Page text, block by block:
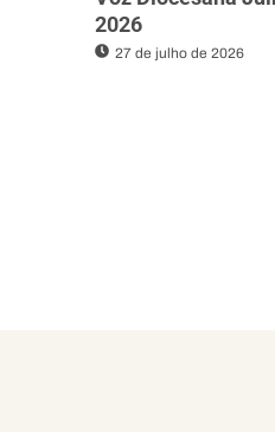
2026
27 de julho de 2026